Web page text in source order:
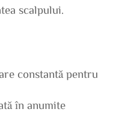
scalpului.
constantă pentru
în anumite